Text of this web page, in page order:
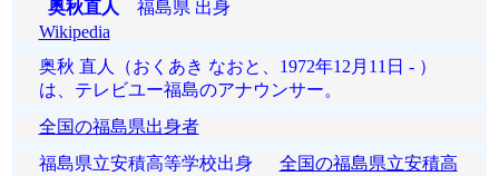
奥秋直人 福島県 出身
Wikipedia
奥秋 直人（おくあき なおと、1972年12月11日 - ）
は、テレビユー福島のアナウンサー。
全国の福島県出身者
福島県立安積高等学校出身 全国の福島県立安積高